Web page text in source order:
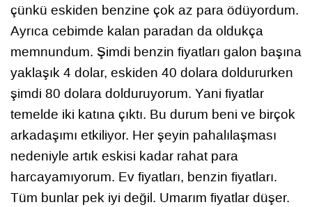
çünkü eskiden benzine çok az para ödüyordum.
Ayrıca cebimde kalan paradan da oldukça
memnundum. Şimdi benzin fiyatları galon başına
yaklaşık 4 dolar, eskiden 40 dolara doldururken
şimdi 80 dolara dolduruyorum. Yani fiyatlar
temelde iki katına çıktı. Bu durum beni ve birçok
arkadaşımı etkiliyor. Her şeyin pahalılaşması
nedeniyle artık eskisi kadar rahat para
harcayamıyorum. Ev fiyatları, benzin fiyatları.
Tüm bunlar pek iyi değil. Umarım fiyatlar düşer.